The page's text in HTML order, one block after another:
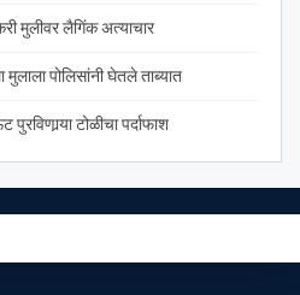
मुलीवर लैगिंक अत्याचार
पोलिसांनी घेतले ताब्यात
टोळीचा पर्दाफाश